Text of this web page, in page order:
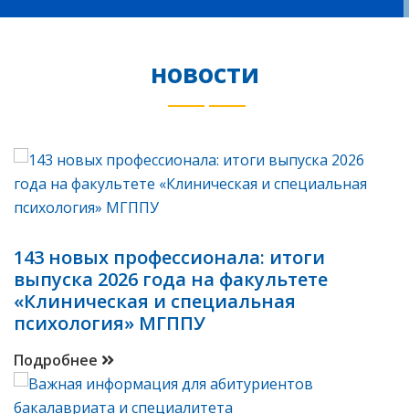
новости
143 новых профессионала: итоги
выпуска 2026 года на факультете
«Клиническая и специальная
психология» МГППУ
Подробнее